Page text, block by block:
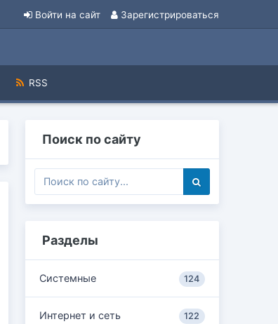
Войти на сайт Зарегистрироваться
RSS
Поиск по сайту
Разделы
Системные 124
Интернет и сеть 122